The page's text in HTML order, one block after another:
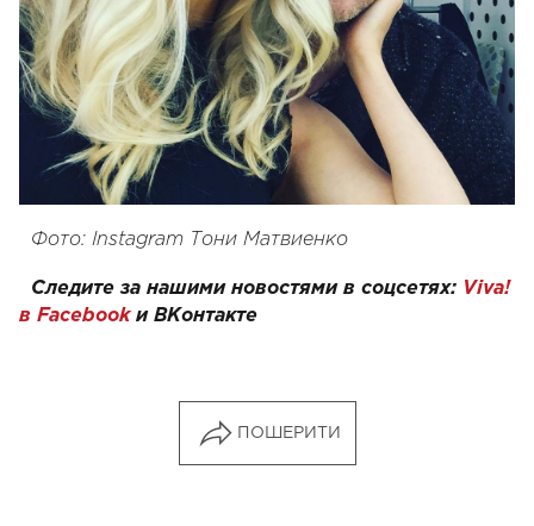
Фото: Instagram Тони Матвиенко
Следите за нашими новостями в соцсетях: Viva!
в Facebookи ВКонтакте
ПОШЕРИТИ